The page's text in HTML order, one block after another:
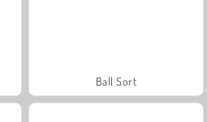
Ball Sort